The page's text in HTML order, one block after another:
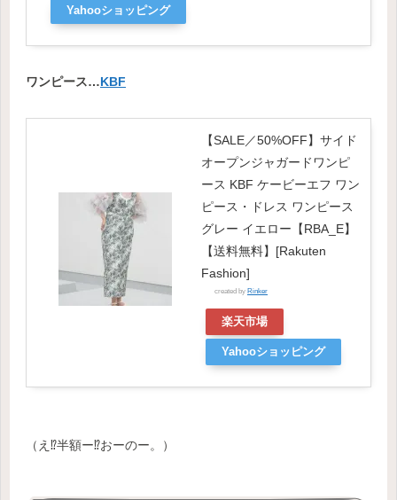
Yahooショッピング
ワンピース…KBF
【SALE／50%OFF】サイド
オープンジャガードワンピ
ース KBF ケービーエフ ワン
ピース・ドレス ワンピース
グレー イエロー【RBA_E】
【送料無料】[Rakuten
Fashion]
created by Rinker
楽天市場
Yahooショッピング
（え⁉️半額ー⁉️おーのー。）